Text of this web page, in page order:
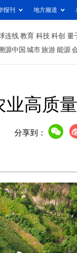
报刊 地方频道
连线 教育 科技 科创 量
源中国 城市旅游 能源
高质
分享到：